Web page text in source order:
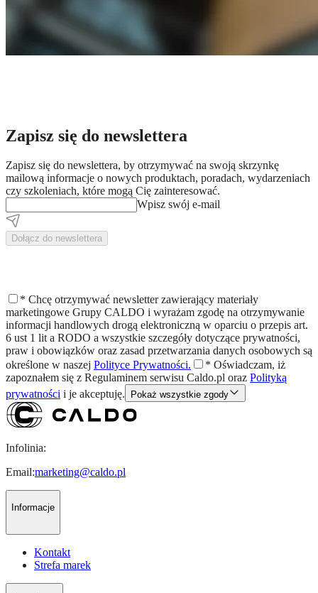
Zapisz się do newslettera
Zapisz się do newslettera, by otrzymywać na swoją skrzynkę
mailową informacje o nowych produktach, poradach, wydarzeniach
czy szkoleniach, które mogą Cię zainteresować.
Wpisz swój e-mail
Dołącz do newslettera
* Chcę otrzymywać newsletter zawierający materiały
marketingowe Grupy CALDO i wyrażam zgodę na otrzymywanie
informacji handlowych drogą elektroniczną w oparciu o przepis art.
6 ust 1 lit a RODO a wszystkie szczegóły dotyczące prywatności,
praw i obowiązków oraz zasad przetwarzania danych osobowych są
określone w naszej Polityce Prywatności. * Oświadczam, iż
zapoznałem się z Regulaminem serwisu Caldo.pl oraz Polityką
prywatności i je akceptuję. Pokaż wszystkie zgody
Infolinia:
Email:marketing@caldo.pl
Informacje
Kontakt
Strefa marek